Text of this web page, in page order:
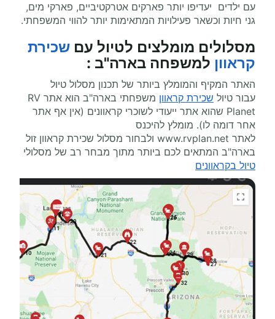
עם ילדים יעדיפו יותר פארקים אטרקטיביים, פארקי מים,
גני חיות וכשאר פעילויות המתאימות יותר להווי המשפחתי.
מסלולים מומלצים לטיול עם שכירת
קראוון למשפחה בארה"ב :
האתר המקיף והמומלץ ביותר של תכנון מסלול טיול
עבור טיול שכירת קראוון משפחתי בארה"ב הוא אתר RV
Planet שהוא אתר ייעודי לשוכרי קראוונים (אין אף אתר
אחר דומה לו). מומלץ להיכנס
לאתר www.rvplan.net ולבחור מסלול שכירת קראוון זול
בארה"ב המתאים לכם ביותר מתוך מבחר רב של מסלולי
טיול בקראוונים